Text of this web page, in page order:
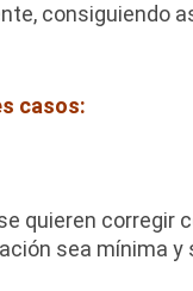
consiguiendo
casos:
quieren corregir
sea mínima